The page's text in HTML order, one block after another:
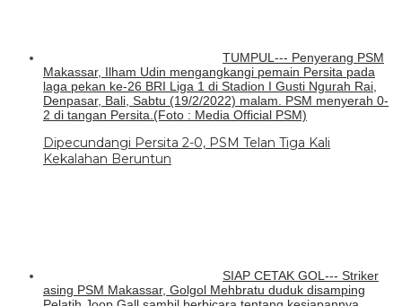
TUMPUL--- Penyerang PSM
Makassar, Ilham Udin mengangkangi pemain Persita pada
laga pekan ke-26 BRI Liga 1 di Stadion I Gusti Ngurah Rai,
Denpasar, Bali, Sabtu (19/2/2022) malam. PSM menyerah 0-
2 di tangan Persita.(Foto : Media Official PSM)
Dipecundangi Persita 2-0, PSM Telan Tiga Kali
Kekalahan Beruntun
SIAP CETAK GOL--- Striker
asing PSM Makassar, Golgol Mehbratu duduk disamping